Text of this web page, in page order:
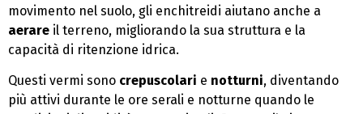
movimento nel suolo, gli enchitreidi aiutano anche a
aerare il terreno, migliorando la sua struttura e la
capacità di ritenzione idrica.
Questi vermi sono crepuscolari e notturni, diventando
più attivi durante le ore serali e notturne quando le